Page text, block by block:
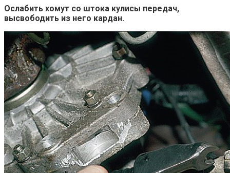
Ослабить хомут со штока кулисы передач,
высвободить из него кардан.